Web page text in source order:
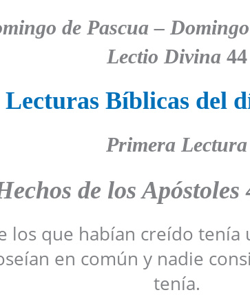
de Pascua –
Lectio Divina 44
Lecturas Bíblicas del
Primera Lectura
de los Apóstoles
los que habían creído tenía
en común y nadie
tenía.